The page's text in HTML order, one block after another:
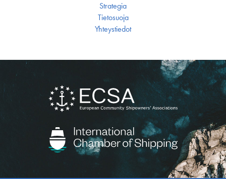
Strategia
Tietosuoja
Yhteystiedot